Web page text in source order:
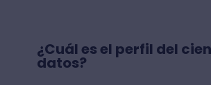
¿Cuál es el perfil del
datos?